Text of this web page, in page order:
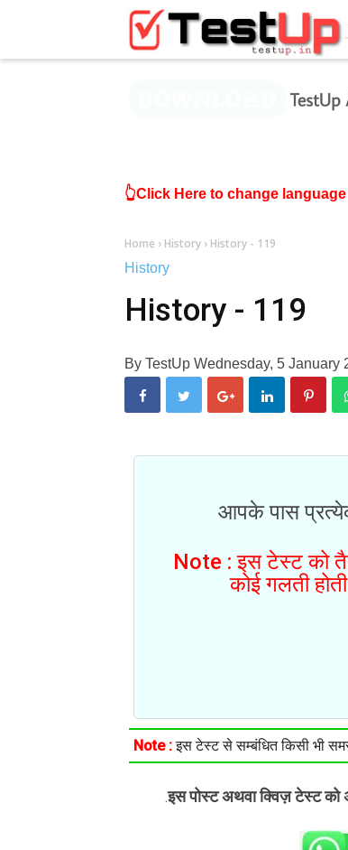
👆Click Here to change
Home › History › History - 119
History
History - 119
By TestUp Wednesday, 5 January
आपके पास
Note : इस टेस्ट को
कोई गलती
Note :इस टेस्ट से सम्बंधित किसी भी
.इस पोस्ट अथवा क्विज़ टेस्ट